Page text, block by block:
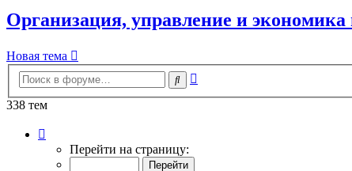
Организация, управление и
Новая тема
Поиск
338 тем
Перейти на страницу: